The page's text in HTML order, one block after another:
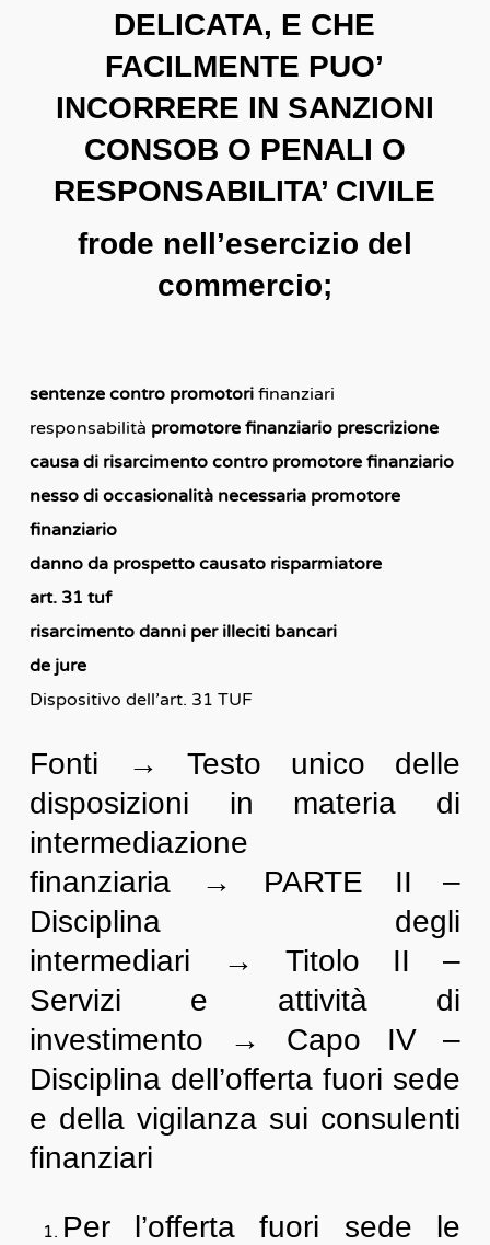
DELICATA, E CHE
FACILMENTE PUO’
INCORRERE IN SANZIONI
CONSOB O PENALI O
RESPONSABILITA’ CIVILE
frode nell’esercizio del
commercio;
sentenze contro promotorifinanziari
responsabilità promotore finanziario prescrizione
causa di risarcimento contro promotore finanziario
nesso di occasionalità necessaria promotore
finanziario
danno da prospetto causato risparmiatore
art. 31 tuf
risarcimento danni per illeciti bancari
de jure
Dispositivo dell’art. 31 TUF
Fonti → Testo unico delle
disposizioni in materia di
intermediazione
finanziaria → PARTE II –
Disciplina degli
intermediari → Titolo II –
Servizi e attività di
investimento → Capo IV –
Disciplina dell’offerta fuori sede
e della vigilanza sui consulenti
finanziari
Per l’offerta fuori sede le